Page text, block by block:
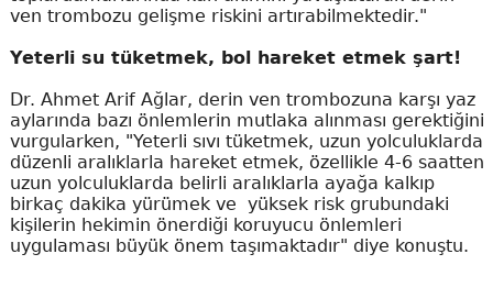
ven trombozu gelişme riskini artırabilmektedir."
Yeterli su tüketmek, bol hareket etmek şart!
Dr. Ahmet Arif Ağlar, derin ven trombozuna karşı yaz
aylarında bazı önlemlerin mutlaka alınması gerektiğini
vurgularken, "Yeterli sıvı tüketmek, uzun yolculuklarda
düzenli aralıklarla hareket etmek, özellikle 4-6 saatten
uzun yolculuklarda belirli aralıklarla ayağa kalkıp
birkaç dakika yürümek ve yüksek risk grubundaki
kişilerin hekimin önerdiği koruyucu önlemleri
uygulaması büyük önem taşımaktadır" diye konuştu.